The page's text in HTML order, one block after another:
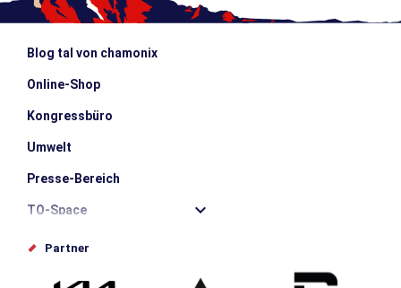
Blog tal von chamonix
Online-Shop
Kongressbüro
Umwelt
Presse-Bereich
TO-Space
Offices de tourisme
Partner